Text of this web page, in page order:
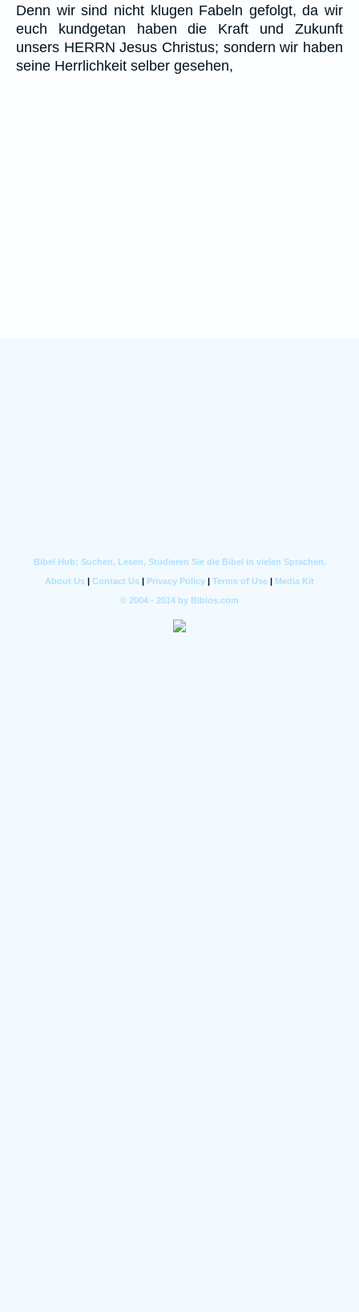
Denn wir sind nicht klugen Fabeln gefolgt, da wir
euch kundgetan haben die Kraft und Zukunft
unsers HERRN Jesus Christus; sondern wir haben
seine Herrlichkeit selber gesehen,